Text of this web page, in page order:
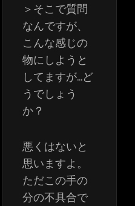
＞そこで質問
なんですが、
こんな感じの
物にしようと
してますが…ど
うでしょう
か？
悪くはないと
思いますよ。
ただこの手の
分の不具合で